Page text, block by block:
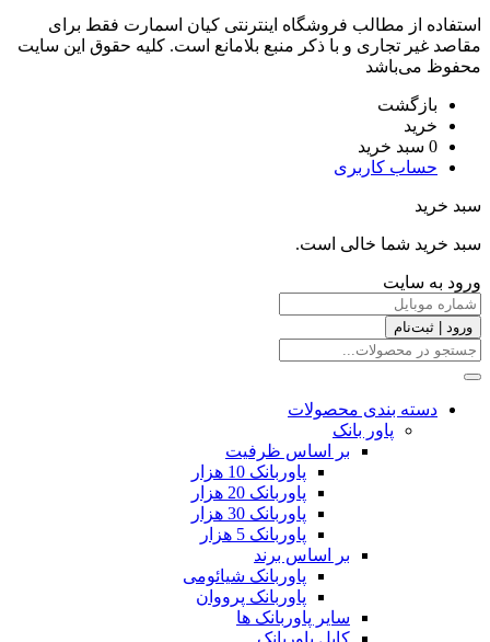
استفاده از مطالب فروشگاه اینترنتی کیان اسمارت فقط برای
مقاصد غیر تجاری و با ذکر منبع بلامانع است. کليه حقوق اين سايت
محفوظ می‌باشد
بازگشت
خرید
0 سبد خرید
حساب کاربری
سبد خرید
سبد خرید شما خالی است.
ورود به سایت
ورود | ثبت‌نام
دسته بندی محصولات
پاور بانک
بر اساس ظرفیت
پاوربانک 10 هزار
پاوربانک 20 هزار
پاوربانک 30 هزار
پاوربانک 5 هزار
بر اساس برند
پاوربانک شیائومی
پاوربانک پرووان
سایر پاوربانک ها
کابل پاوربانک